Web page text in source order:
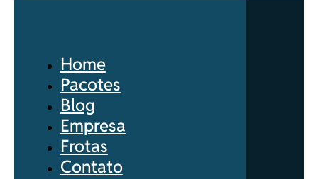
Home
Pacotes
Blog
Empresa
Frotas
Contato